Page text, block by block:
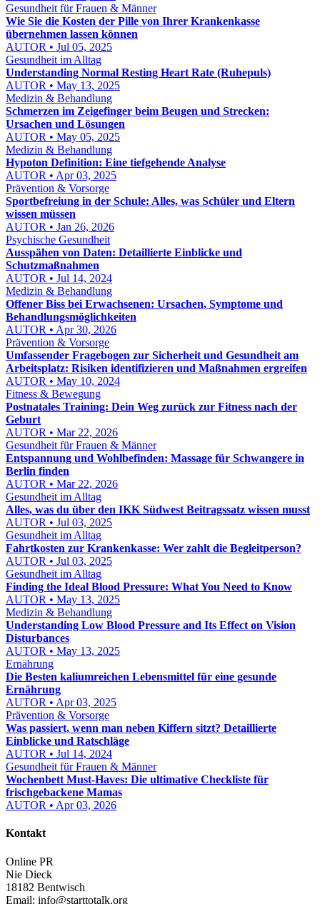
Gesundheit für Frauen & Männer
Wie Sie die Kosten der Pille von Ihrer Krankenkasse
übernehmen lassen können
AUTOR • Jul 05, 2025
Gesundheit im Alltag
Understanding Normal Resting Heart Rate (Ruhepuls)
AUTOR • May 13, 2025
Medizin & Behandlung
Schmerzen im Zeigefinger beim Beugen und Strecken:
Ursachen und Lösungen
AUTOR • May 05, 2025
Medizin & Behandlung
Hypoton Definition: Eine tiefgehende Analyse
AUTOR • Apr 03, 2025
Prävention & Vorsorge
Sportbefreiung in der Schule: Alles, was Schüler und Eltern
wissen müssen
AUTOR • Jan 26, 2026
Psychische Gesundheit
Ausspähen von Daten: Detaillierte Einblicke und
Schutzmaßnahmen
AUTOR • Jul 14, 2024
Medizin & Behandlung
Offener Biss bei Erwachsenen: Ursachen, Symptome und
Behandlungsmöglichkeiten
AUTOR • Apr 30, 2026
Prävention & Vorsorge
Umfassender Fragebogen zur Sicherheit und Gesundheit am
Arbeitsplatz: Risiken identifizieren und Maßnahmen ergreifen
AUTOR • May 10, 2024
Fitness & Bewegung
Postnatales Training: Dein Weg zurück zur Fitness nach der
Geburt
AUTOR • Mar 22, 2026
Gesundheit für Frauen & Männer
Entspannung und Wohlbefinden: Massage für Schwangere in
Berlin finden
AUTOR • Mar 22, 2026
Gesundheit im Alltag
Alles, was du über den IKK Südwest Beitragssatz wissen musst
AUTOR • Jul 03, 2025
Gesundheit im Alltag
Fahrtkosten zur Krankenkasse: Wer zahlt die Begleitperson?
AUTOR • Jul 03, 2025
Gesundheit im Alltag
Finding the Ideal Blood Pressure: What You Need to Know
AUTOR • May 13, 2025
Medizin & Behandlung
Understanding Low Blood Pressure and Its Effect on Vision
Disturbances
AUTOR • May 13, 2025
Ernährung
Die Besten kaliumreichen Lebensmittel für eine gesunde
Ernährung
AUTOR • Apr 03, 2025
Prävention & Vorsorge
Was passiert, wenn man neben Kiffern sitzt? Detaillierte
Einblicke und Ratschläge
AUTOR • Jul 14, 2024
Gesundheit für Frauen & Männer
Wochenbett Must-Haves: Die ultimative Checkliste für
frischgebackene Mamas
AUTOR • Apr 03, 2026
Kontakt
Online PR
Nie Dieck
18182 Bentwisch
Email: info@starttotalk.org